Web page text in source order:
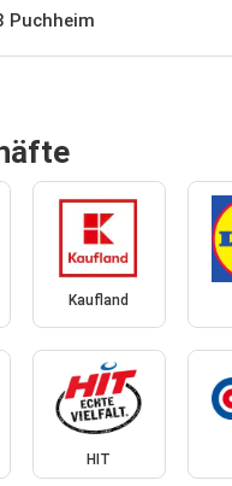
Puchheim
Kaufland
HIT